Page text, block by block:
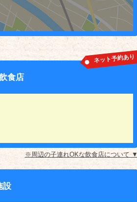
食店
ネット予約あり
※周辺の子連れOKな飲食店について ▼
設